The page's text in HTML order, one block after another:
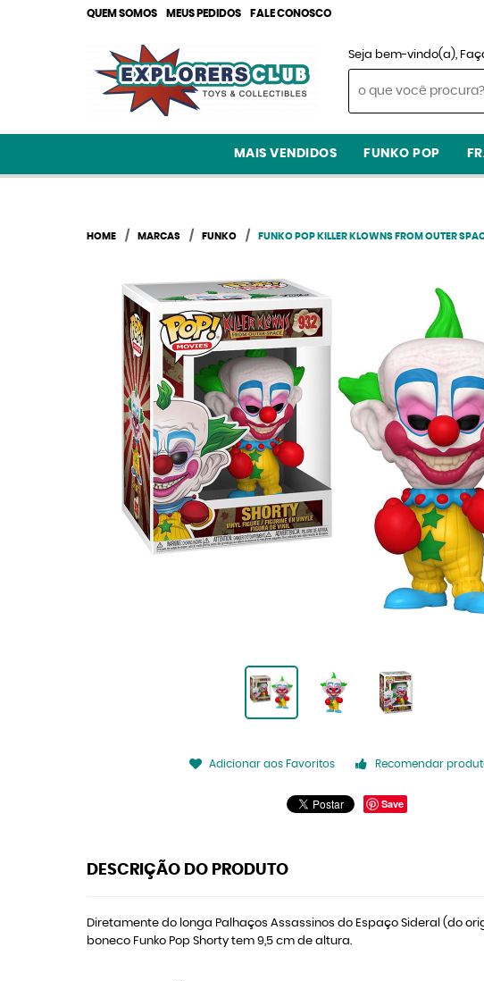
QUEM SOMOS MEUS PEDIDOS FALE CONOSCO
Seja bem-vindo(a),
MAIS VENDIDOS FUNKO POP
HOME MARCAS FUNKO FUNKO POP KILLER KLOWNS FROM OUTER
Adicionar aos Favoritos Recomendar
Save
DESCRIÇÃO DO PRODUTO
Diretamente do longa Palhaços Assassinos do Espaço Sideral (do
boneco Funko Pop Shorty tem 9,5 cm de altura.